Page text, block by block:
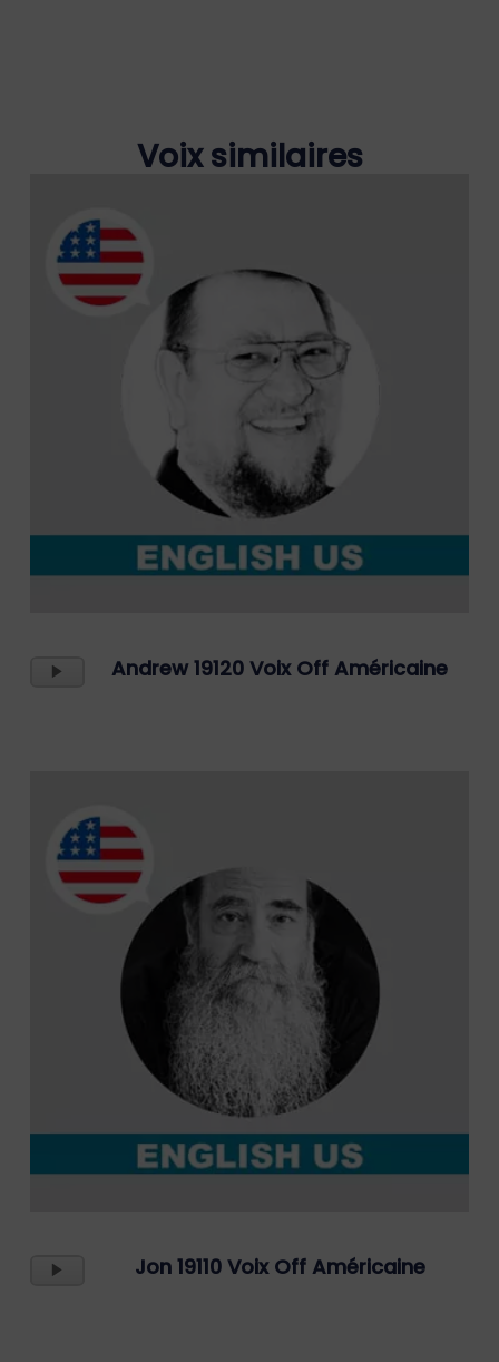
Voix similaires
Lecteur
Andrew 19120 Voix Off Américaine
Lecteur
Jon 19110 Voix Off Américaine